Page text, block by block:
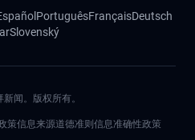
PortuguêsFrançaisDeutsch
Slovenský
新闻。版权所有。
策信息来源道德准则 信息准确性政策